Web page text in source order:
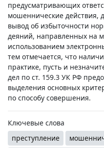
предусматривающих
мошеннические действия,
вывод об избыточности
деяний, направленных на
использованием
тем отмечается, что
практике, пусть и
дел по ст. 159.3 УК РФ
выделения основных
по способу совершения.
Ключевые слова
преступление